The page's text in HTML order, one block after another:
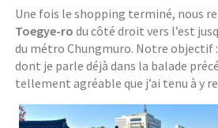
Une fois le shopping terminé, nous
Toegye-ro du côté droit vers l’est
du métro Chungmuro. Notre objectif
dont je parle déjà dans la balade
tellement agréable que j’ai tenu à y